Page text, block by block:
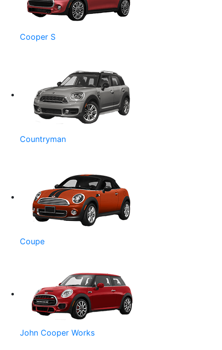
Cooper S
Countryman
Coupe
John Cooper Works